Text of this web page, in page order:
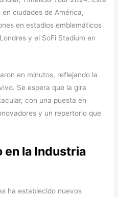
ciudades de América,
en estadios emblemáticos
y el SoFi Stadium en
en minutos, reflejando la
Se espera que la gira
con una puesta en
y un repertorio que
en la Industria
ha establecido nuevos